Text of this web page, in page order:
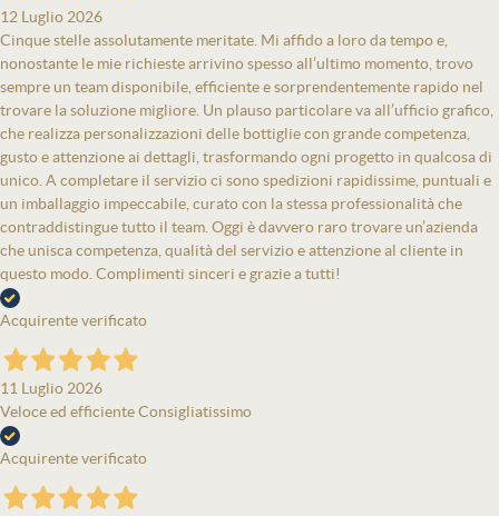
12 Luglio 2026
Cinque stelle assolutamente meritate. Mi affido a loro da tempo e,
nonostante le mie richieste arrivino spesso all’ultimo momento, trovo
sempre un team disponibile, efficiente e sorprendentemente rapido nel
trovare la soluzione migliore. Un plauso particolare va all’ufficio grafico,
che realizza personalizzazioni delle bottiglie con grande competenza,
gusto e attenzione ai dettagli, trasformando ogni progetto in qualcosa di
unico. A completare il servizio ci sono spedizioni rapidissime, puntuali e
un imballaggio impeccabile, curato con la stessa professionalità che
contraddistingue tutto il team. Oggi è davvero raro trovare un’azienda
che unisca competenza, qualità del servizio e attenzione al cliente in
questo modo. Complimenti sinceri e grazie a tutti!
Acquirente verificato
11 Luglio 2026
Veloce ed efficiente Consigliatissimo
Acquirente verificato